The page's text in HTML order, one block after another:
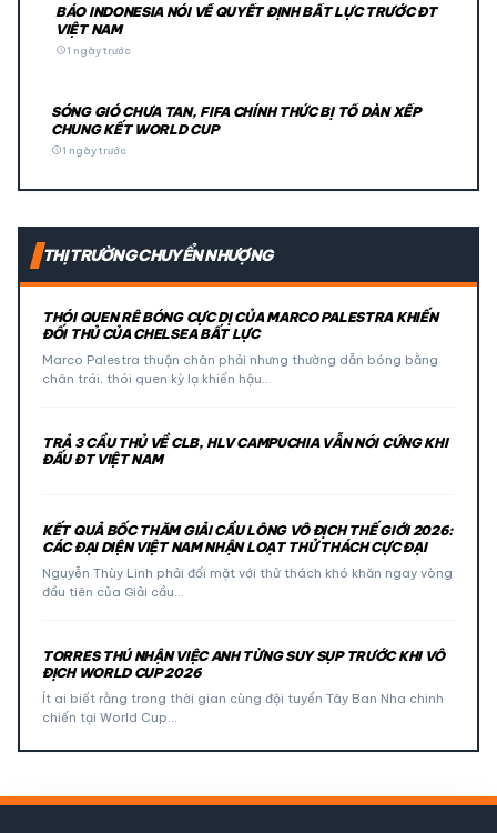
BÁO INDONESIA NÓI VỀ QUYẾT ĐỊNH BẤT LỰC TRƯỚC ĐT
VIỆT NAM
schedule1 ngày trước
SÓNG GIÓ CHƯA TAN, FIFA CHÍNH THỨC BỊ TỐ DÀN XẾP
CHUNG KẾT WORLD CUP
schedule1 ngày trước
THỊ TRƯỜNG CHUYỂN NHƯỢNG
THÓI QUEN RÊ BÓNG CỰC DỊ CỦA MARCO PALESTRA KHIẾN
ĐỐI THỦ CỦA CHELSEA BẤT LỰC
Marco Palestra thuận chân phải nhưng thường dẫn bóng bằng
chân trái, thói quen kỳ lạ khiến hậu…
TRẢ 3 CẦU THỦ VỀ CLB, HLV CAMPUCHIA VẪN NÓI CỨNG KHI
ĐẤU ĐT VIỆT NAM
KẾT QUẢ BỐC THĂM GIẢI CẦU LÔNG VÔ ĐỊCH THẾ GIỚI 2026:
CÁC ĐẠI DIỆN VIỆT NAM NHẬN LOẠT THỬ THÁCH CỰC ĐẠI
Nguyễn Thùy Linh phải đối mặt với thử thách khó khăn ngay vòng
đầu tiên của Giải cầu…
TORRES THÚ NHẬN VIỆC ANH TỪNG SUY SỤP TRƯỚC KHI VÔ
ĐỊCH WORLD CUP 2026
Ít ai biết rằng trong thời gian cùng đội tuyển Tây Ban Nha chinh
chiến tại World Cup…